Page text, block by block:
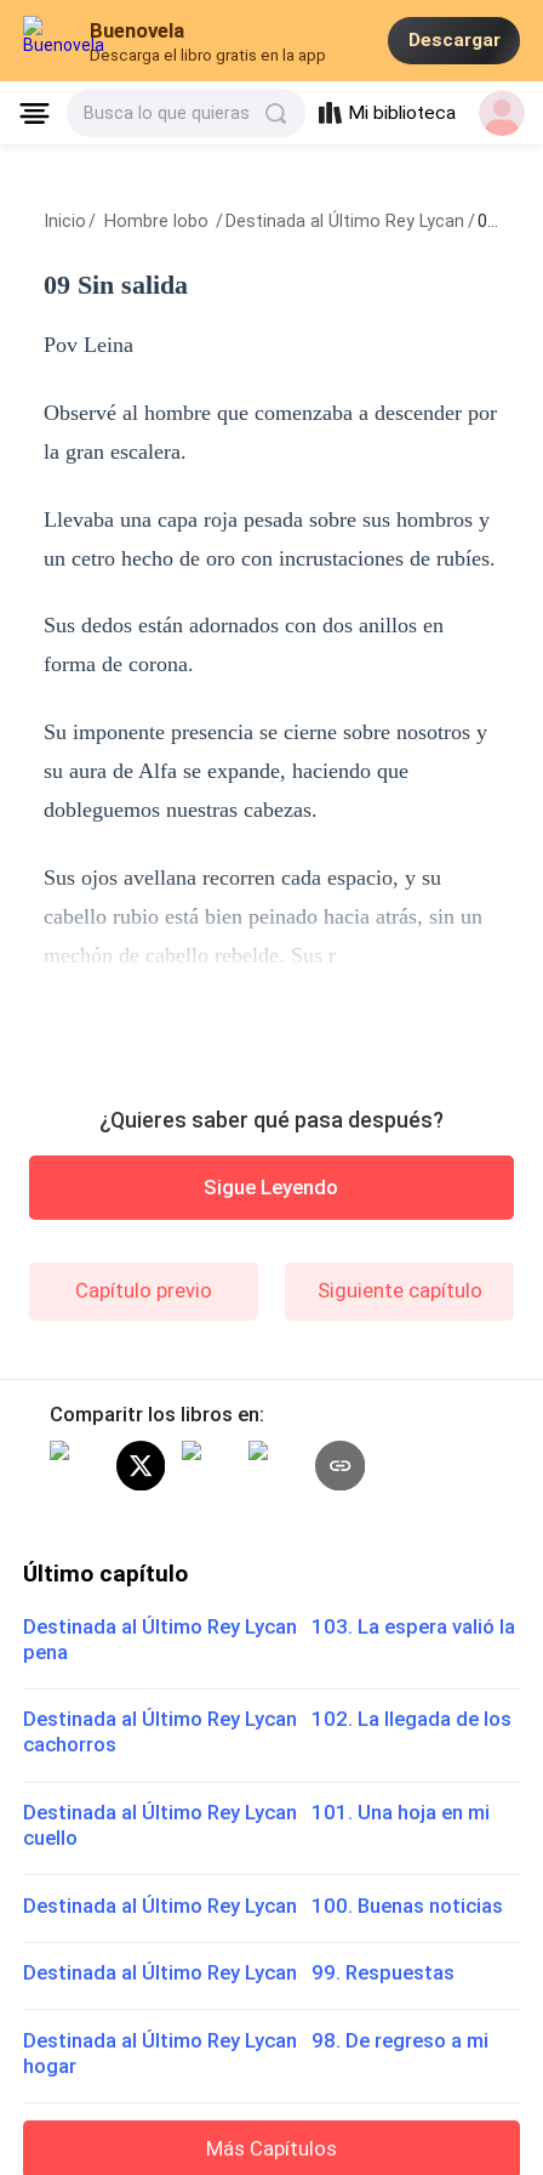
Buenovela
Descarga el libro gratis en la app
Descargar
Busca lo que quieras Mi biblioteca
Inicio / Hombre lobo / Destinada al Último Rey Lycan /09 Sin salida
09 Sin salida
Pov Leina
Observé al hombre que comenzaba a descender por
la gran escalera.
Llevaba una capa roja pesada sobre sus hombros y
un cetro hecho de oro con incrustaciones de rubíes.
Sus dedos están adornados con dos anillos en
forma de corona.
Su imponente presencia se cierne sobre nosotros y
su aura de Alfa se expande, haciendo que
dobleguemos nuestras cabezas.
Sus ojos avellana recorren cada espacio, y su
cabello rubio está bien peinado hacia atrás, sin un
mechón de cabello rebelde. Sus r
¿Quieres saber qué pasa después?
Sigue Leyendo
Capítulo previo Siguiente capítulo
Comparitr los libros en:
Último capítulo
Destinada al Último Rey Lycan 103. La espera valió la
pena
Destinada al Último Rey Lycan 102. La llegada de los
cachorros
Destinada al Último Rey Lycan 101. Una hoja en mi
cuello
Destinada al Último Rey Lycan 100. Buenas noticias
Destinada al Último Rey Lycan 99. Respuestas
Destinada al Último Rey Lycan 98. De regreso a mi
hogar
Más Capítulos